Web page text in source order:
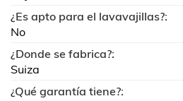
¿Es apto para el lavavajillas?:
No
¿Donde se fabrica?:
Suiza
¿Qué garantía tiene?: